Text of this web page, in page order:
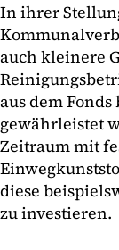
In ihrer
auch kleinere
aus dem
gewährleistet
Zeitraum mit
diese
zu investieren.